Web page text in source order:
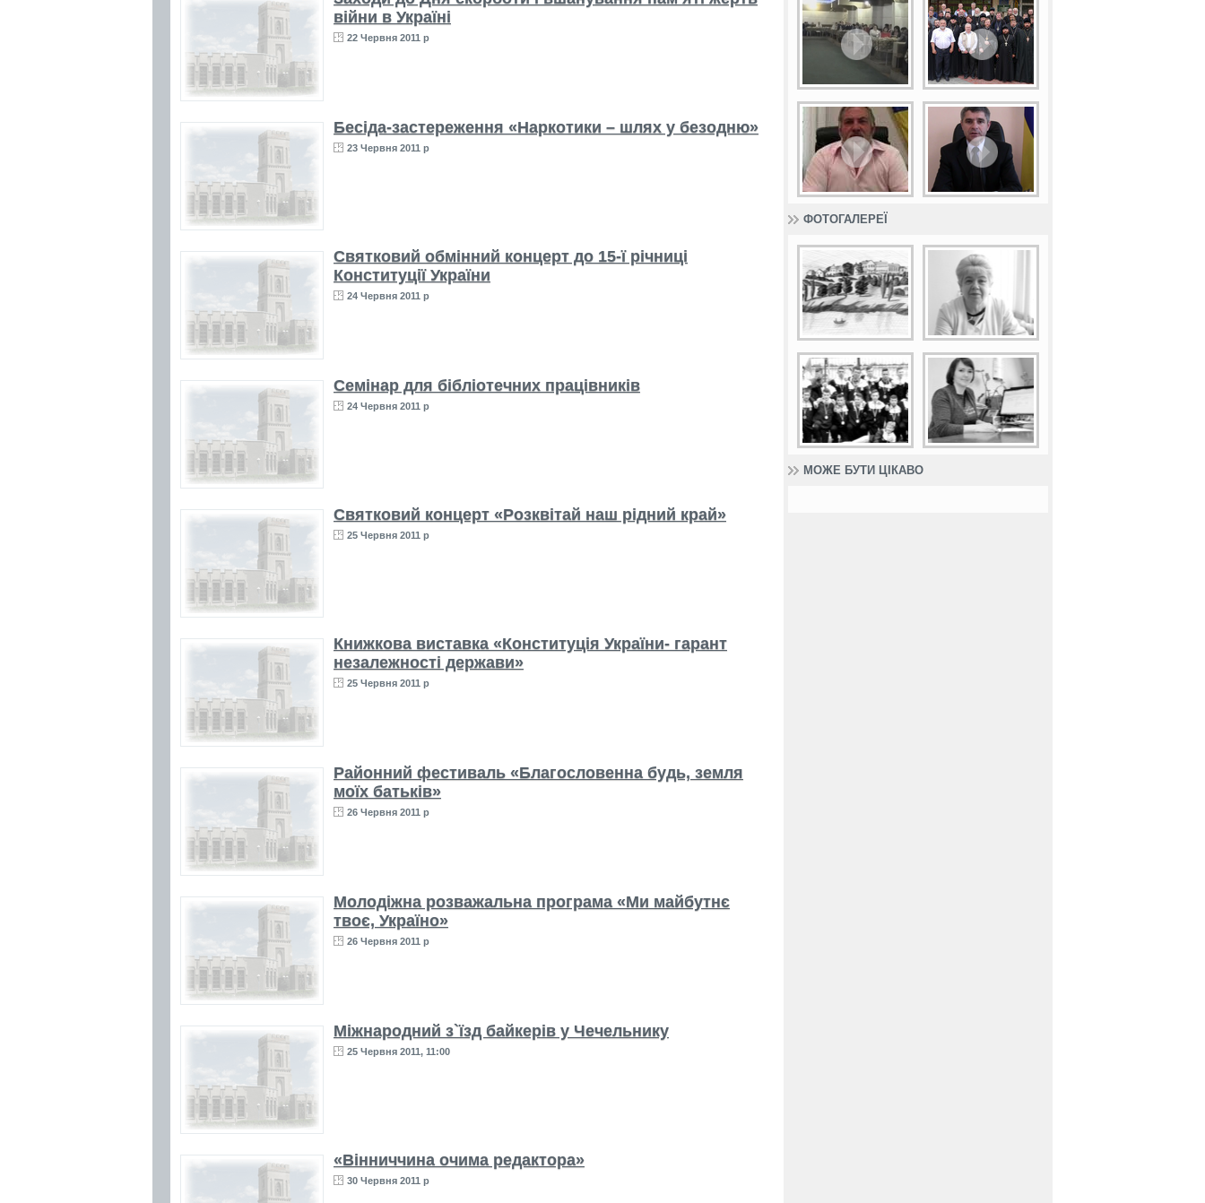
війни в Україні
22 Червня 2011 р
Бесіда-застереження «Наркотики – шлях у безодню»
23 Червня 2011 р
Святковий обмінний концерт до 15-ї річниці
Конституції України
24 Червня 2011 р
Семінар для бібліотечних працівників
24 Червня 2011 р
Святковий концерт «Розквітай наш рідний край»
25 Червня 2011 р
Книжкова виставка «Конституція України- гарант
незалежності держави»
25 Червня 2011 р
Районний фестиваль «Благословенна будь, земля
моїх батьків»
26 Червня 2011 р
Молодіжна розважальна програма «Ми майбутнє
твоє, Україно»
26 Червня 2011 р
Міжнародний з`їзд байкерів у Чечельнику
25 Червня 2011, 11:00
«Вінниччина очима редактора»
30 Червня 2011 р
ФОТОГАЛЕРЕЇ
МОЖЕ БУТИ ЦІКАВО